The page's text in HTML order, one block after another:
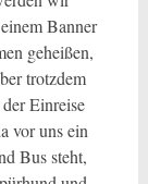
Banner
geheißen,
trotzdem
Einreise
vor uns ein
Bus steht,